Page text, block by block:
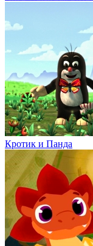
Кротик и Панда